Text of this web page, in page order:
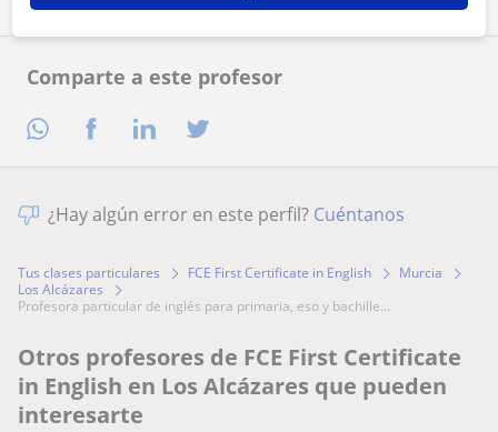
Comparte a este profesor
¿Hay algún error en este perfil? Cuéntanos
Tus clases particulares FCE First Certificate in English
Murcia
Los Alcázares
profesora particular de inglés para primaria, eso y bachille...
Otros profesores de FCE First Certificate
in English en Los Alcázares que pueden
interesarte